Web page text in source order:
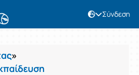
Σύνδεση
»